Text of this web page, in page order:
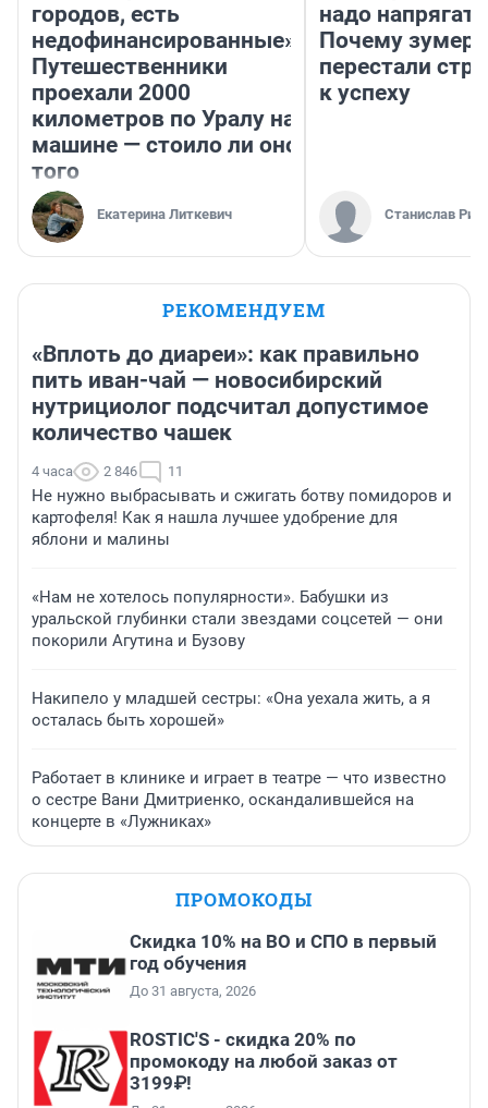
городов, есть
недофинансированные».
Путешественники
проехали 2000
километров по Уралу на
машине — стоило ли оно
того
Екатерина Литкевич
надо
Почему
перестали
к успеху
Станислав
РЕКОМЕНДУЕМ
«Вплоть до диареи»: как правильно
пить иван-чай — новосибирский
нутрициолог подсчитал допустимое
количество чашек
4 часа 2 846 11
Не нужно выбрасывать и сжигать ботву помидоров и
картофеля! Как я нашла лучшее удобрение для
яблони и малины
«Нам не хотелось популярности». Бабушки из
уральской глубинки стали звездами соцсетей — они
покорили Агутина и Бузову
Накипело у младшей сестры: «Она уехала жить, а я
осталась быть хорошей»
Работает в клинике и играет в театре — что известно
о сестре Вани Дмитриенко, оскандалившейся на
концерте в «Лужниках»
ПРОМОКОДЫ
Скидка 10% на ВО и СПО в первый
год обучения
До 31 августа, 2026
ROSTIC'S - скидка 20% по
промокоду на любой заказ от
3199₽!